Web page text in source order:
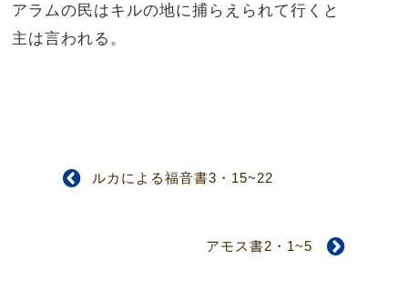
アラムの民はキルの地に捕らえられて行くと
主は言われる。
ルカによる福音書3・15~22
アモス書2・1~5